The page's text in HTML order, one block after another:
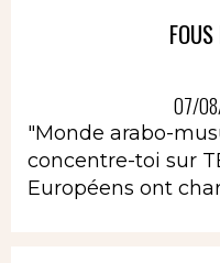
07/
"Monde arabo-
concentre-toi sur
Européens ont